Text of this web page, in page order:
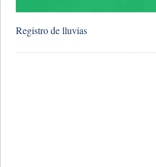
Registro de lluvias